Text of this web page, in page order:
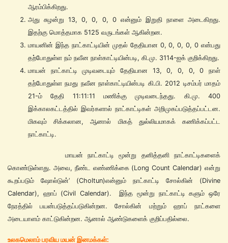
ஆரம்பிக்கிறது.
அது சுழன்று 13, 0, 0, 0, 0 என்னும் இறுதி நாளை அடைகிறது.
இதற்கு மொத்தமாக 5125 வருடங்கள் ஆகின்றன.
மாயனின் இந்த நாட்காட்டியின் முதல் தேதியான 0, 0, 0, 0, 0 என்பது
தற்போதுள்ள நம் நவீன நாள்காட்டியின்படி, கி.மு. 3114-ஐக் குறிக்கிறது.
மாயன் நாட்காட்டி முடிவடையும் தேதியான 13, 0, 0, 0, 0 நாள்
தற்போதுள்ள நமது நவீன நாள்காட்டியின்படி கி.பி. 2012 டிசம்பர் மாதம்
21-ம் தேதி 11:11:11 மணிக்கு முடிவடைந்தது. கி.மு. 400
இக்காலகட்டத்தில் இவர்களால் நாட்காட்டிகள் அறிமுகப்படுத்தப்பட்டன.
மிகவும் சிக்கலான, ஆனால் மிகத் துல்லியமாகக் கணிக்கப்பட்ட
நாட்காட்டி.
மாயன் நாட்காட்டி மூன்று தனித்தனி நாட்காட்டிகளைக்
கொண்டுள்ளது. அவை, நீண்ட எண்ணிக்கை (Long Count Calendar) என்று
கூறப்படும் ஷோல்டுன்’ (Choltun)என்னும் நாட்காட்டி சோல்கின் (Divine
Calendar), ஹாப் (Civil Calendar). இந்த மூன்று நாட்காட்டி களும் ஒரே
நேரத்தில் பயன்படுத்தப்படுகின்றன. சோல்கின் மற்றும் ஹாப் நாட்களை
அடையாளம் காட்டுகின்றன. ஆனால் ஆண்டுகளைக் குறிப்பதில்லை.
உலகமெலாம் பரவிய மயன் இனமக்கள்: